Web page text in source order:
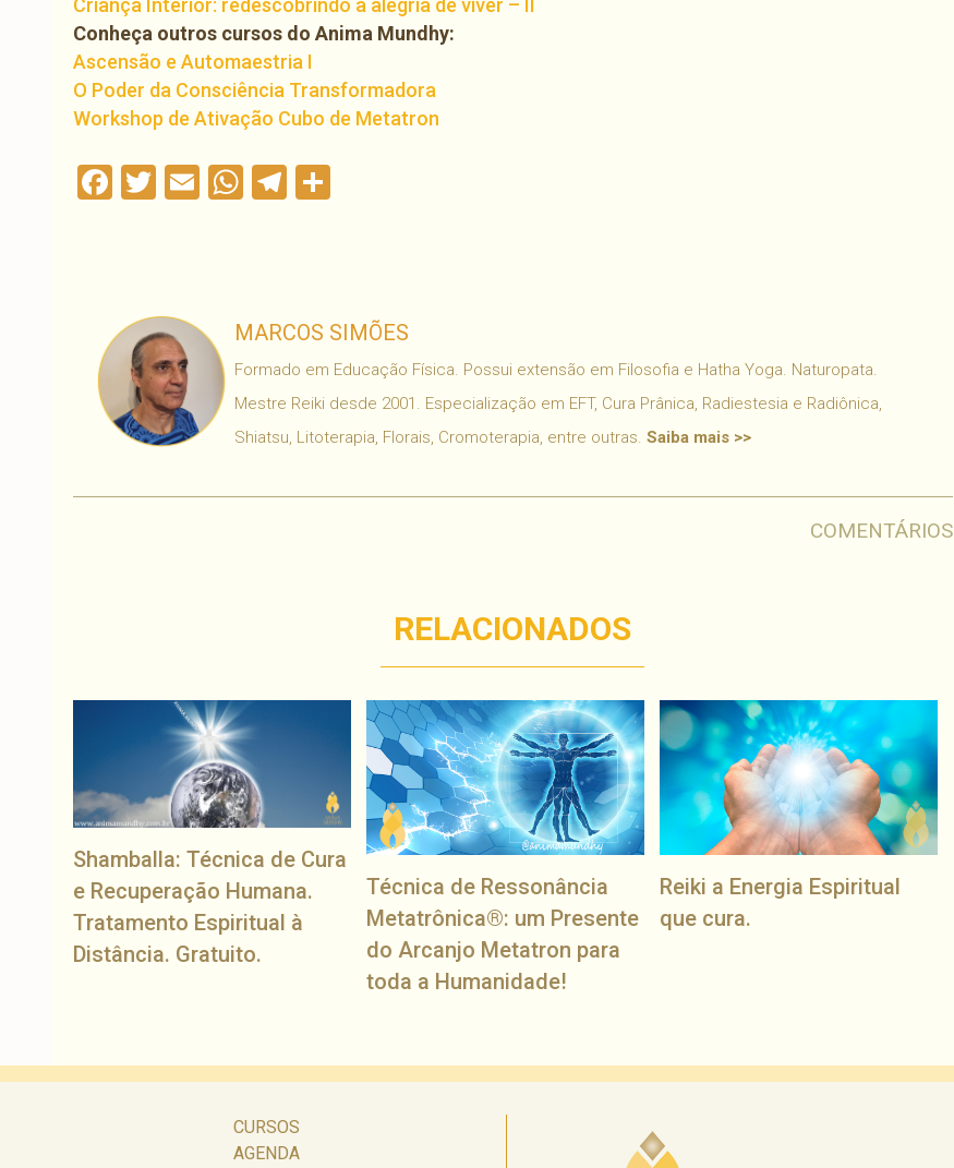
Criança Interior: redescobrindo a alegria de viver – II
Conheça outros cursos do Anima Mundhy:
Ascensão e Automaestria I
O Poder da Consciência Transformadora
Workshop de Ativação Cubo de Metatron
Facebook
Twitter
EmailWhatsApp
Telegram
MARCOS SIMÕES
Formado em Educação Física. Possui extensão em Filosofia e Hatha Yoga. Naturopata.
Mestre Reiki desde 2001. Especialização em EFT, Cura Prânica, Radiestesia e Radiônica,
Shiatsu, Litoterapia, Florais, Cromoterapia, entre outras. Saiba mais >>
COMENTÁRIOS
RELACIONADOS
Shamballa: Técnica de Cura
e Recuperação Humana.
Tratamento Espiritual à
Distância. Gratuito.
Técnica de Ressonância
Metatrônica®: um Presente
do Arcanjo Metatron para
toda a Humanidade!
Reiki a Energia Espiritual
que cura.
CURSOS
AGENDA